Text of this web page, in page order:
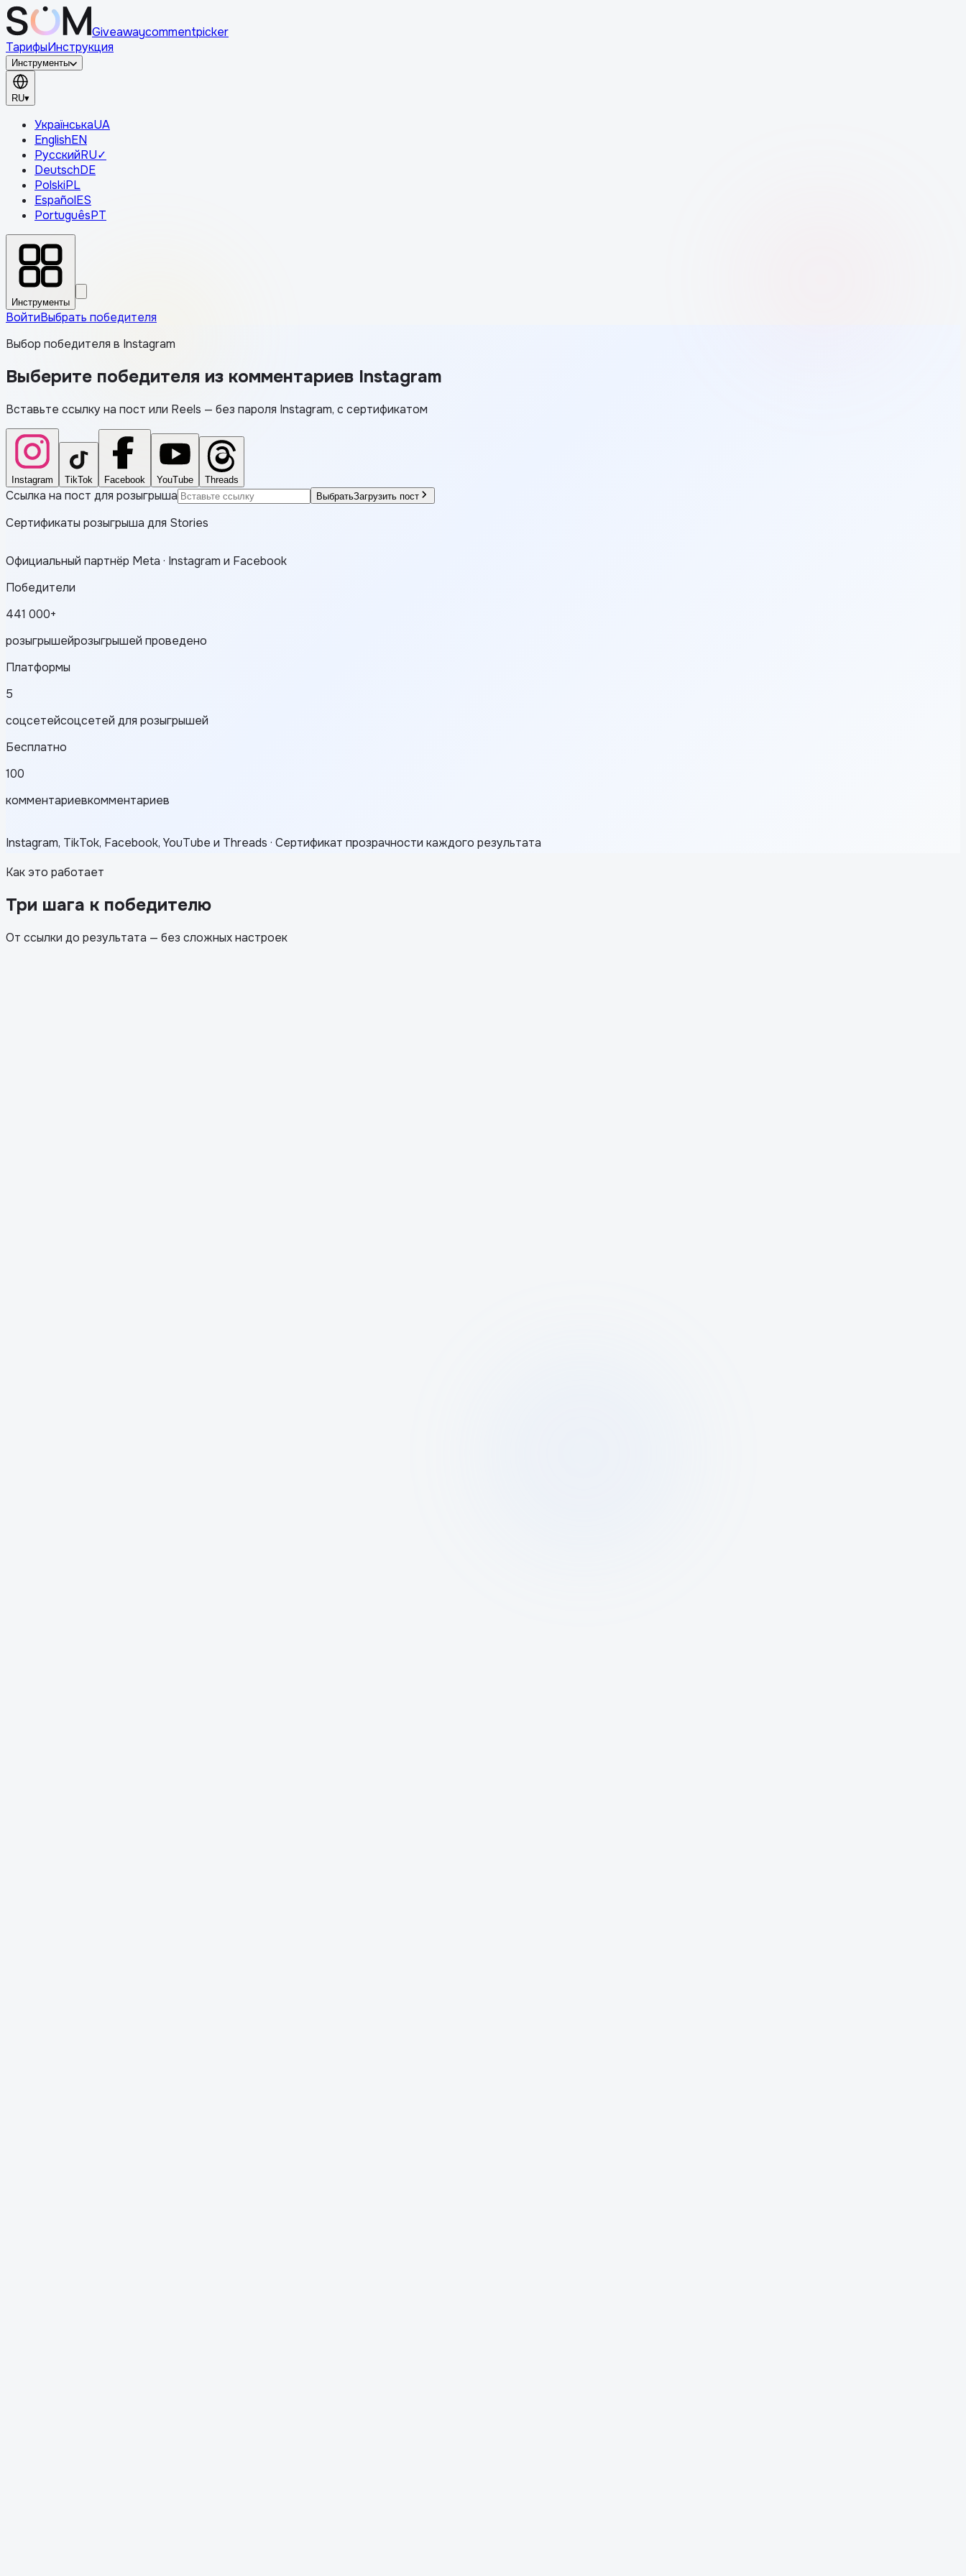
Giveawaycommentpicker
ТарифыИнструкция
Инструменты
RU▾
УкраїнськаUA
EnglishEN
РусскийRU✓
DeutschDE
PolskiPL
EspañolES
PortuguêsPT
Инструменты
ВойтиВыбрать победителя
Выбор победителя в Instagram
Выберите победителя из комментариев Instagram
Вставьте ссылку на пост или Reels — без пароля Instagram, с сертификатом
Instagram TikTok Facebook YouTube Threads
Ссылка на пост для розыгрыша ВыбратьЗагрузить пост
Сертификаты розыгрыша для Stories
Официальный партнёр Meta · Instagram и Facebook
Победители
441 000+
розыгрышейрозыгрышей проведено
Платформы
5
соцсетейсоцсетей для розыгрышей
Бесплатно
100
комментариевкомментариев
Instagram, TikTok, Facebook, YouTube и Threads · Сертификат прозрачности каждого результата
Как это работает
Три шага к победителю
От ссылки до результата — без сложных настроек